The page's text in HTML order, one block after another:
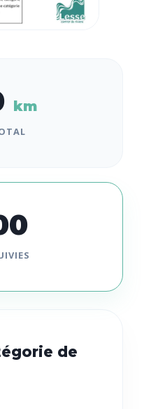
km
de